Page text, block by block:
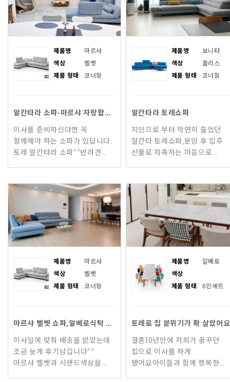
제품명
마르샤
색상
벨벳
제품 형태
코너형
알칸타라 소파-마르샤 자랑합니다^^
이사를 준비하신다면 꼭
함께해야 하는 소파가 있답니다.
토레 알칸타라 소파^^반려견
ㅎㅎ집에 오시는 손님들마다
소파가
제품명
보니타
색상
플리스
제품 형태
코너형
알칸타라 토레쇼파
지인으로 부터 막연히 들었던
알칸타 토레쇼파,분양 후 입주
선물로 자축하는 마음으로
미약 했고가격 또한 부담스러 몇
제품명
마르샤
색상
벨벳
제품 형태
코너형
마르샤 벨벳 쇼파,알베로식탁 배송후기입니다
이사일에 맞춰 배송을 받았는데
조금 늦게 후기남깁니다^^
마르샤 벨벳과 시샌드색상을
제품명
알베로
색상
제품 형태
6인세트
토레로 집 분위기가 확 살았어요
결혼10년만에 저희가 꿈꾸던
집으로 이사를 하게
됐어요아이들과 함께 행복한